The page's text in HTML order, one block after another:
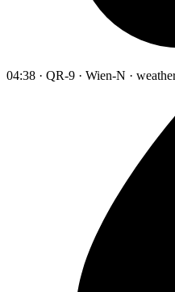
04:38 · QR-9 · Wien-N ·